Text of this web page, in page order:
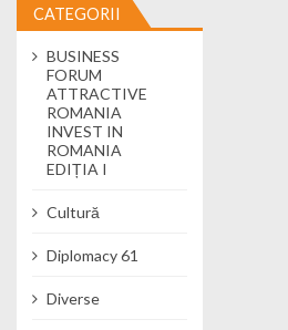
CATEGORII
BUSINESS
FORUM
ATTRACTIVE
ROMANIA
INVEST IN
ROMANIA
EDIȚIA I
Cultură
Diplomacy 61
Diverse